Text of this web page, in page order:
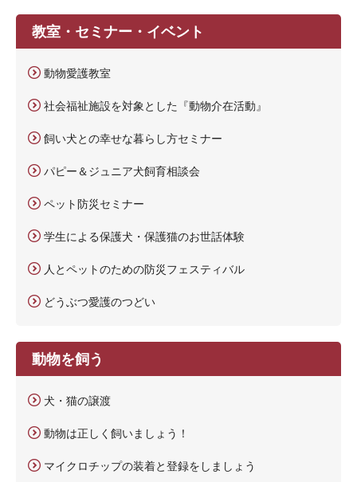
教室・セミナー・イベント
動物愛護教室
社会福祉施設を対象とした『動物介在活動』
飼い犬との幸せな暮らし方セミナー
パピー＆ジュニア犬飼育相談会
ペット防災セミナー
学生による保護犬・保護猫のお世話体験
人とペットのための防災フェスティバル
どうぶつ愛護のつどい
動物を飼う
犬・猫の譲渡
動物は正しく飼いましょう！
マイクロチップの装着と登録をしましょう